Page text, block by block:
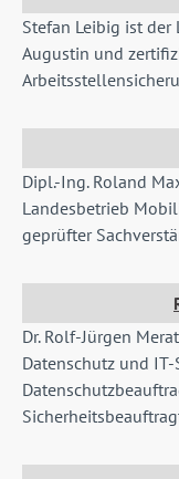
Stefan Leibig ist der
Augustin und
Dipl.-Ing. Roland
Landesbetrieb
geprüfter
Dr. Rolf-Jürgen
Datenschutz und